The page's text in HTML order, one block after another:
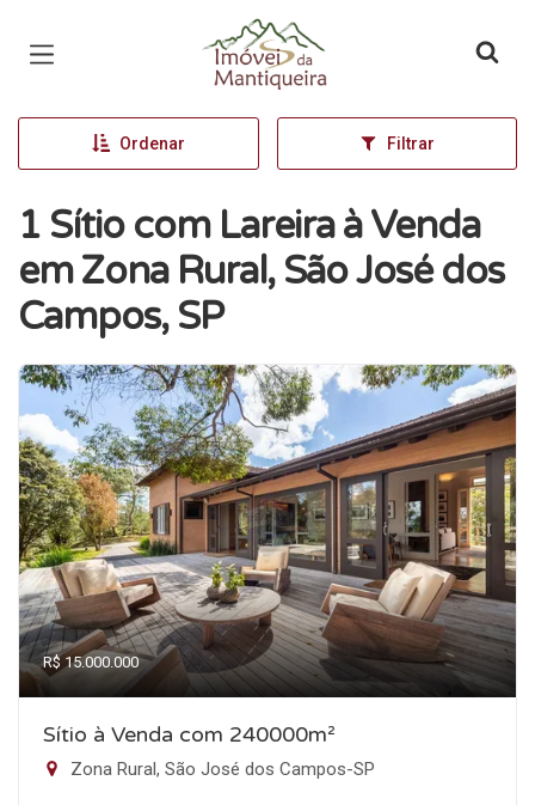
Página inicial
Ordenar Filtrar
1 Sítio com Lareira à Venda
em Zona Rural, São José dos
Campos, SP
R$ 15.000.000
Sítio à Venda com 240000m²
Zona Rural, São José dos Campos-SP